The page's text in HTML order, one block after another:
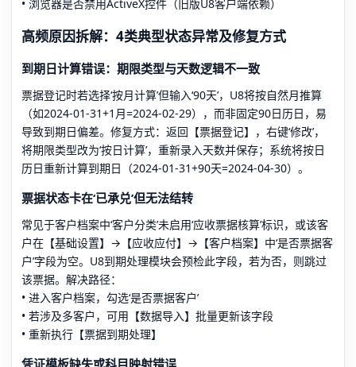
• 浏览器是否禁用ActiveX控件（旧版U8客户端依赖）
高频原因拆解：4类典型状态异常及修复方式
到期日计算错误：期限类型与天数逻辑不一致
票据登记时若选择‘按月计算’但输入‘90天’，U8将按自然月推算
（如2024-01-31+1月=2024-02-29），而非固定90日历日，易
导致到期日偏差。修复方式：返回【票据登记】，右键‘修改’，
将期限类型改为‘按日计算’，重新录入天数并保存；系统将按日
历日重新计算到期日（2024-01-31+90天=2024-04-30）。
票据状态卡在‘已承兑’但无法结转
常见于客户档案中‘客户分类’未启用‘应收票据核算’标识，或该客
户在【基础设置】→【应收应付】→【客户档案】中‘是否票据客
户’字段为空。U8到期处理模块会预检此字段，若为否，则跳过
该票据。解决路径：
• 进入客户档案，勾选‘是否票据客户’
• 若涉及多客户，可用【数据导入】批量更新该字段
• 重新执行【票据到期处理】
凭证模板缺失或科目映射错误